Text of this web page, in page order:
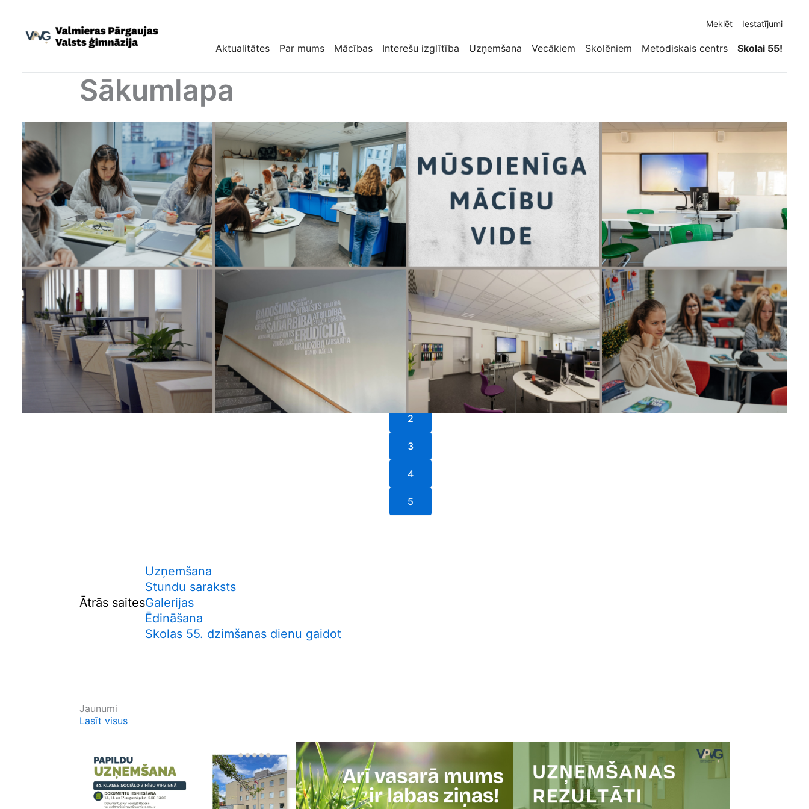
content
Meklēt Iestatījumi
Aktualitātes Par mums Mācības Interešu izglītība Uzņemšana Vecākiem Skolēniem Metodiskais centrs Skolai 55!
Sākumlapa
2
3
4
5
Ātrās saites
Uzņemšana
Stundu saraksts
Galerijas
Ēdināšana
Skolas 55. dzimšanas dienu gaidot
Jaunumi
Lasīt visus